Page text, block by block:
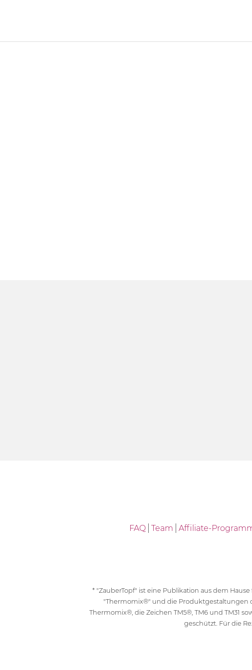
FAQ Team Affiliate-
* "ZauberTopf" ist eine Publikation aus dem
"Thermomix®" und die Produktgestaltungen
Thermomix®, die Zeichen TM5®, TM6 und TM31
geschützt. Für die